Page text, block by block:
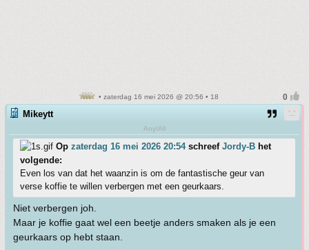
• zaterdag 16 mei 2026 @ 20:56 • 18
Mikeytt
Any/All
Op zaterdag 16 mei 2026 20:54schreef Jordy-B het
volgende:
Even los van dat het waanzin is om de fantastische geur van
verse koffie te willen verbergen met een geurkaars.
Niet verbergen joh.
Maar je koffie gaat wel een beetje anders smaken als je een
geurkaars op hebt staan.